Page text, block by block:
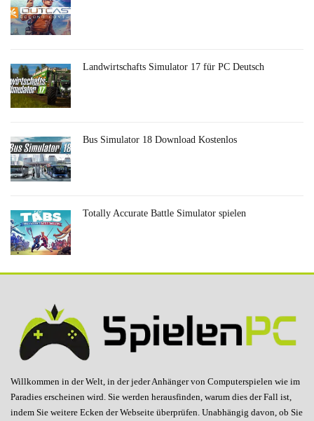
Landwirtschafts Simulator 17 für PC Deutsch
Bus Simulator 18 Download Kostenlos
Totally Accurate Battle Simulator spielen
Willkommen in der Welt, in der jeder Anhänger von Computerspielen wie im
Paradies erscheinen wird. Sie werden herausfinden, warum dies der Fall ist,
indem Sie weitere Ecken der Webseite überprüfen. Unabhängig davon, ob Sie